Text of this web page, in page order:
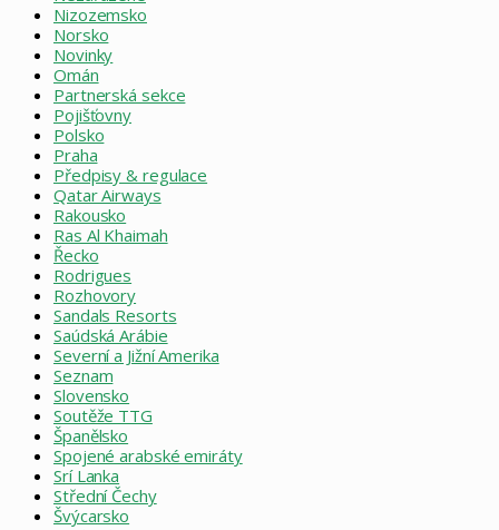
Nizozemsko
Norsko
Novinky
Omán
Partnerská sekce
Pojišťovny
Polsko
Praha
Předpisy & regulace
Qatar Airways
Rakousko
Ras Al Khaimah
Řecko
Rodrigues
Rozhovory
Sandals Resorts
Saúdská Arábie
Severní a Jižní Amerika
Seznam
Slovensko
Soutěže TTG
Španělsko
Spojené arabské emiráty
Srí Lanka
Střední Čechy
Švýcarsko